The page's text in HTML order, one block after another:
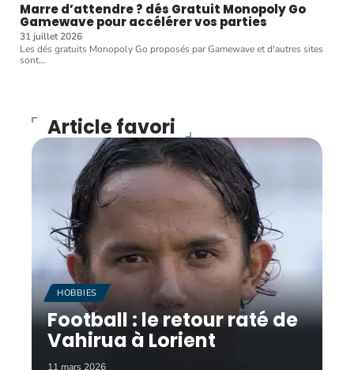
Marre d’attendre ? dés Gratuit Monopoly Go
Gamewave pour accélérer vos parties
31 juillet 2026
Les dés gratuits Monopoly Go proposés par Gamewave et d'autres sites
sont…
Article favori
HOBBIES
Football : le retour raté de
Vahirua à Lorient
11 mars 2026